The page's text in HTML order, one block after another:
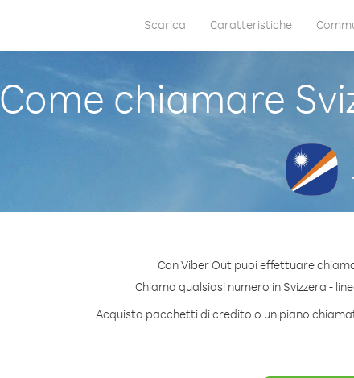
Scarica Caratteristiche
Come chiamare
Con Viber Out puoi effettuare
Chiama qualsiasi numero in Svizzera -
Acquista pacchetti di credito o un piano